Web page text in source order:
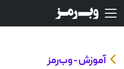
آموزش - وب‌رمز